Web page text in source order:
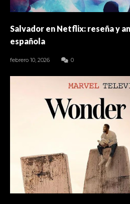
Salvador en Netflix: reseña y
española
febrero 10, 2026 0